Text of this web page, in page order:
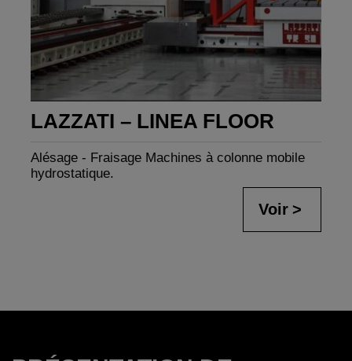
LAZZATI – LINEA FLOOR
Alésage - Fraisage Machines à colonne mobile
hydrostatique.
Voir